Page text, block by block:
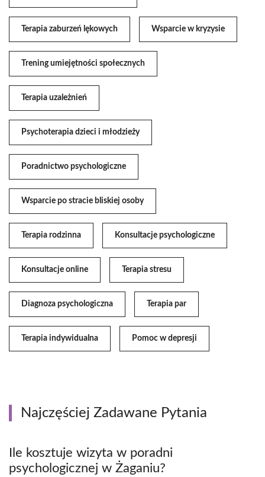
Terapia zaburzeń lękowych Wsparcie w kryzysie
Trening umiejętności społecznych
Terapia uzależnień
Psychoterapia dzieci i młodzieży
Poradnictwo psychologiczne
Wsparcie po stracie bliskiej osoby
Terapia rodzinna Konsultacje psychologiczne
Konsultacje online Terapia stresu
Diagnoza psychologiczna Terapia par
Terapia indywidualna Pomoc w depresji
Najczęściej Zadawane Pytania
Ile kosztuje wizyta w poradni
psychologicznej w Żaganiu?